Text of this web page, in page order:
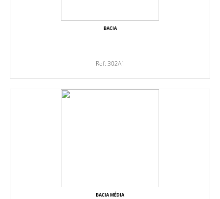
BACIA
Ref: 302A1
BACIA MÉDIA